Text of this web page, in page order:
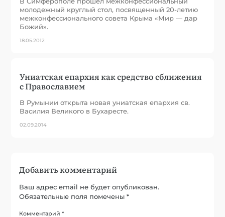
молодежный круглый стол, посвященный 20-летию
межконфессионального совета Крыма «Мир — дар
Божий».
18.05.2012
Униатская епархия как средство сближения
с Православием
В Румынии открыта новая униатская епархия св.
Василия Великого в Бухаресте.
02.09.2014
Добавить комментарий
Ваш адрес email не будет опубликован.
Обязательные поля помечены*
Комментарий*